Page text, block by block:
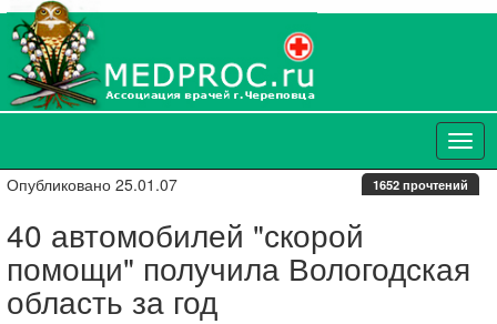
Опубликовано 25.01.07 1652 прочтений
40 автомобилей "скорой
помощи" получила Вологодская
область за год